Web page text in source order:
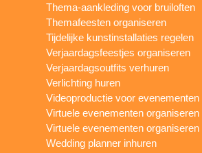
Thema-aankleding voor bruiloften
Themafeesten organiseren
Tijdelijke kunstinstallaties regelen
Verjaardagsfeestjes organiseren
Verjaardagsoutfits verhuren
Verlichting huren
Videoproductie voor evenementen
Virtuele evenementen organiseren
Virtuele evenementen organiseren
Wedding planner inhuren